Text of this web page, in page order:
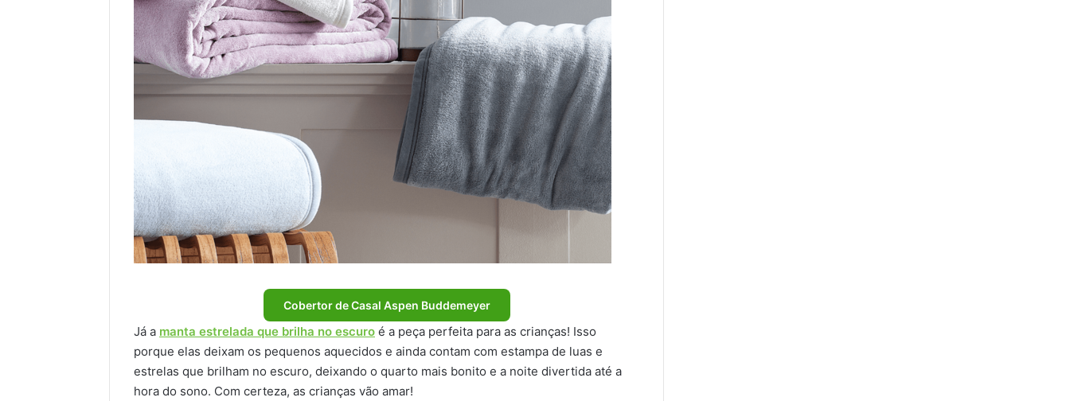
Cobertor de Casal Aspen Buddemeyer
Já a manta estrelada que brilha no escuro é a peça perfeita para as crianças! Isso
porque elas deixam os pequenos aquecidos e ainda contam com estampa de luas e
estrelas que brilham no escuro, deixando o quarto mais bonito e a noite divertida até a
hora do sono. Com certeza, as crianças vão amar!